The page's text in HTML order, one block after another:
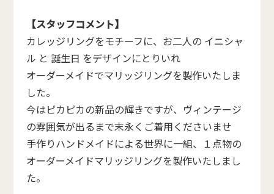
【スタッフコメント】
カレッジリングをモチーフに、お二人の イニシャ
ル と 誕生日 をデザインにとりいれ
オーダーメイドでマリッジリングを製作いたしま
した。
今はピカピカの新品の輝きですが、ヴィンテージ
の雰囲気が出るまで末永くご着用くださいませ
手作りハンドメイドによる世界に一組、１点物の
オーダーメイドマリッジリングを製作いたしまし
た。